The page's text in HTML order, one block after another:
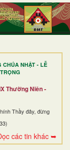
CHÚA NHẬT - LỄ
TRỌNG
Thường Niên -
Thầy đây, đừng
các tin khác ➥